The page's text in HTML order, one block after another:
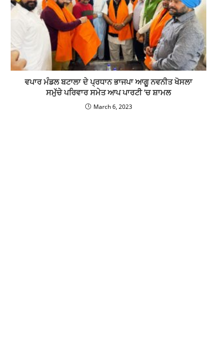
ਵਪਾਰ ਮੰਡਲ ਬਟਾਲਾ ਦੇ ਪ੍ਰਧਾਨ ਭਾਜਪਾ ਆਗੂ ਨਵਨੀਤ ਖੋਸਲਾ
ਸਮੁੱਚੇ ਪਰਿਵਾਰ ਸਮੇਤ ਆਪ ਪਾਰਟੀ ‘ਚ ਸ਼ਾਮਲ
March 6, 2023